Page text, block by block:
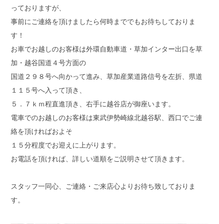
っておりますが、
事前にご連絡を頂けましたら何時まででもお待ちしておりま
す！
お車でお越しのお客様は外環自動車道・草加インター出口を草
加・越谷国道４号方面の
国道２９８号へ向かって進み、草加産業道路信号を左折、県道
１１５号へ入って頂き、
５．７ｋｍ程直進頂き、右手に越谷店が御座います。
電車でのお越しのお客様は東武伊勢崎線北越谷駅、西口でご連
絡を頂ければおよそ
１５分程度でお迎えに上がります。
お電話を頂ければ、詳しい道順をご説明させて頂きます。
スタッフ一同心、ご連絡・ご来店心よりお待ち致しておりま
す。